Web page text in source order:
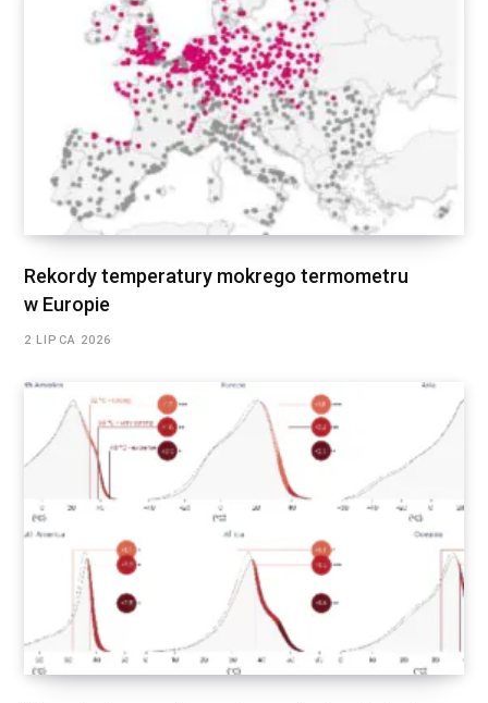
Rekordy temperatury mokrego termometru
w Europie
2 LIPCA 2026